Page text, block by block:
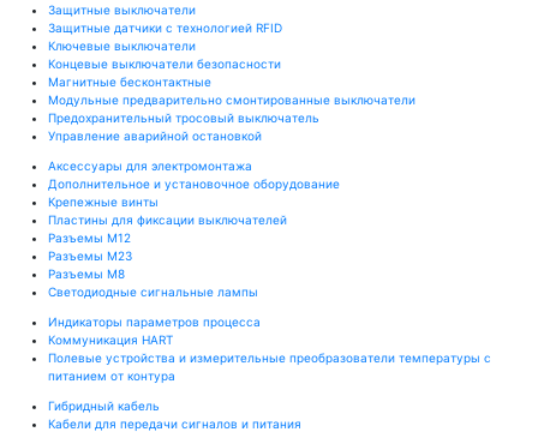
Защитные выключатели
Защитные датчики с технологией RFID
Ключевые выключатели
Концевые выключатели безопасности
Магнитные бесконтактные
Модульные предварительно смонтированные выключатели
Предохранительный тросовый выключатель
Управление аварийной остановкой
Аксессуары для электромонтажа
Дополнительное и установочное оборудование
Крепежные винты
Пластины для фиксации выключателей
Разъемы M12
Разъемы M23
Разъемы M8
Светодиодные сигнальные лампы
Индикаторы параметров процесса
Коммуникация HART
Полевые устройства и измерительные преобразователи температуры с
питанием от контура
Гибридный кабель
Кабели для передачи сигналов и питания